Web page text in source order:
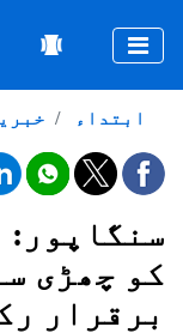
ابتداء
سنگاپور:
کو چھڑی
برقرار